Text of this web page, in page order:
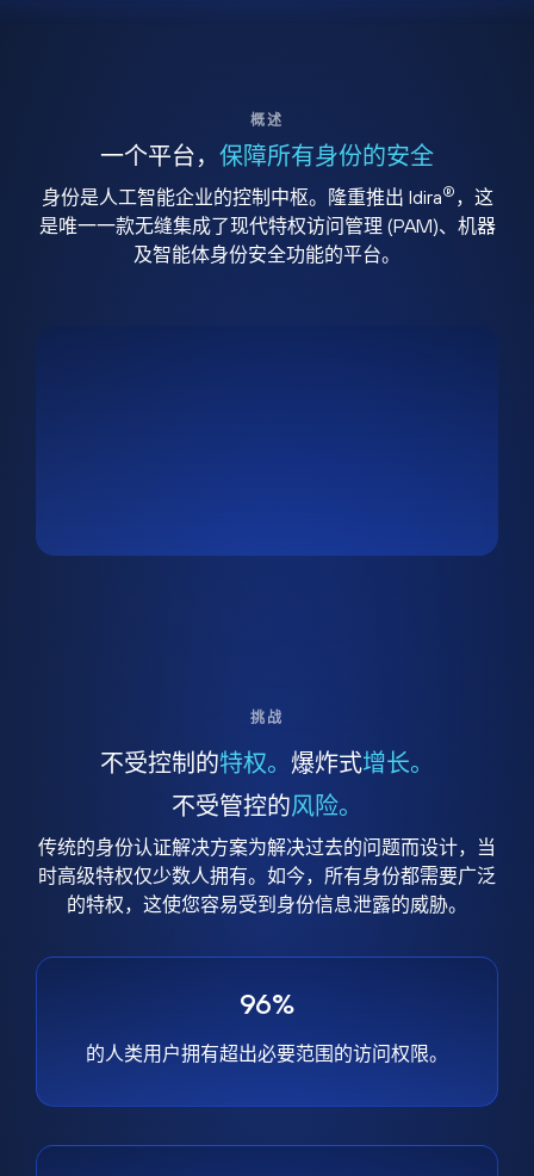
概述
一个平台， 保障所有身份的安全
身份是人工智能企业的控制中枢。隆重推出 Idira® ，这
是唯一一款无缝集成了现代特权访问管理 (PAM)、机器
及智能体身份安全功能的平台。
挑战
不受控制的特权。 爆炸式增长。
不受管控的风险。
传统的身份认证解决方案为解决过去的问题而设计，当
时高级特权仅少数人拥有。如今，所有身份都需要广泛
的特权，这使您容易受到身份信息泄露的威胁。
96%
的人类用户拥有超出必要范围的访问权限。